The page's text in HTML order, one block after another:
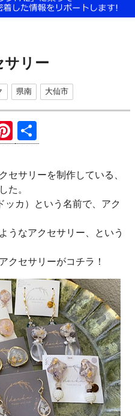
サリー
県南 大仙市
Pi
nt
er
es
t
有
セサリーを制作している、
た。
カ）という名前で、アク
うなアクセサリー、という
クセサリーがコチラ！